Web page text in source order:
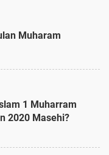
Muharam
1 Muharram
2020 Masehi?